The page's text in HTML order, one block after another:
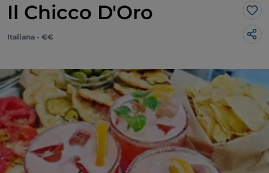
Il Chicco D'Oro
Italiana - €€